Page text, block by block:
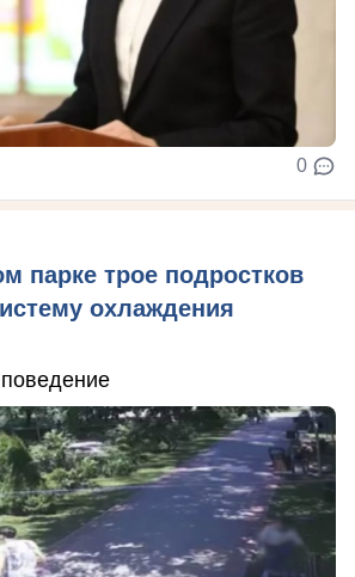
0
парке трое подростков
охлаждения